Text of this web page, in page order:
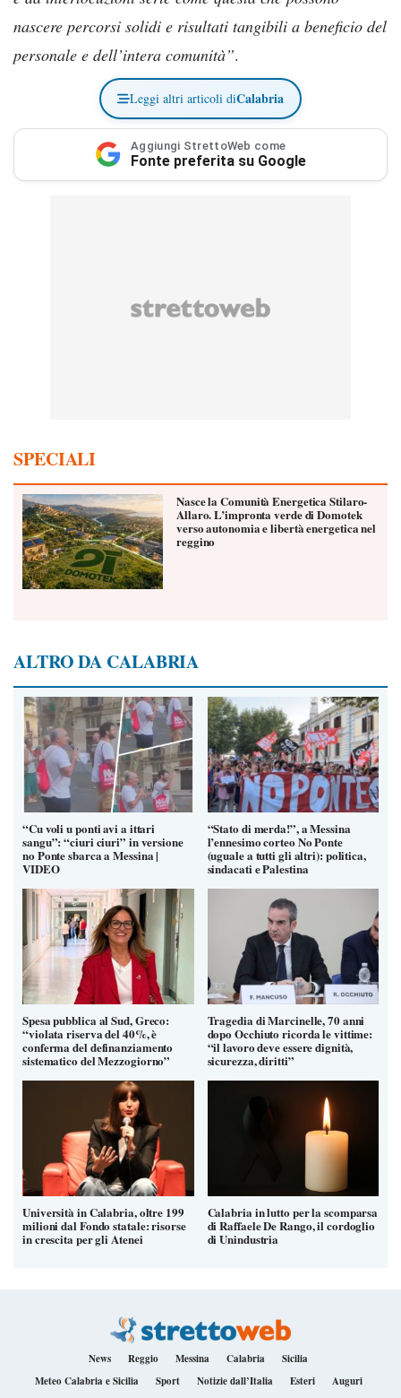
nascere percorsi solidi e risultati tangibili a beneficio del
personale e dell’intera comunità”.
Leggi altri articoli diCalabria
Aggiungi StrettoWeb come
Fonte preferita su Google
SPECIALI
Nasce la Comunità Energetica Stilaro-
Allaro. L’impronta verde di Domotek
verso autonomia e libertà energetica nel
reggino
ALTRO DA CALABRIA
“Cu voli u ponti avi a ittari
sangu”: “ciuri ciuri” in versione
no Ponte sbarca a Messina |
VIDEO
“Stato di merda!”, a Messina
l’ennesimo corteo No Ponte
(uguale a tutti gli altri): politica,
sindacati e Palestina
Spesa pubblica al Sud, Greco:
“violata riserva del 40%, è
conferma del definanziamento
sistematico del Mezzogiorno”
Tragedia di Marcinelle, 70 anni
dopo Occhiuto ricorda le vittime:
“il lavoro deve essere dignità,
sicurezza, diritti”
Università in Calabria, oltre 199
milioni dal Fondo statale: risorse
in crescita per gli Atenei
Calabria in lutto per la scomparsa
di Raffaele De Rango, il cordoglio
di Unindustria
News Reggio Messina Calabria
Sicilia
Meteo Calabria e Sicilia
Sport Notizie dall’Italia Esteri Auguri